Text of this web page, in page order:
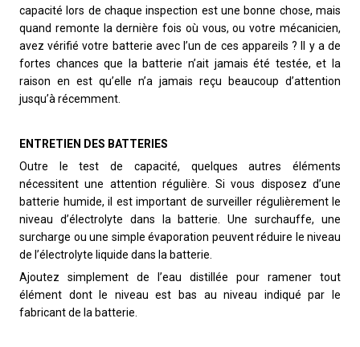
capacité lors de chaque inspection est une bonne chose, mais
quand remonte la dernière fois où vous, ou votre mécanicien,
avez vérifié votre batterie avec l’un de ces appareils ? Il y a de
fortes chances que la batterie n’ait jamais été testée, et la
raison en est qu’elle n’a jamais reçu beaucoup d’attention
jusqu’à récemment.
ENTRETIEN DES BATTERIES
Outre le test de capacité, quelques autres éléments
nécessitent une attention régulière. Si vous disposez d’une
batterie humide, il est important de surveiller régulièrement le
niveau d’électrolyte dans la batterie. Une surchauffe, une
surcharge ou une simple évaporation peuvent réduire le niveau
de l’électrolyte liquide dans la batterie.
Ajoutez simplement de l’eau distillée pour ramener tout
élément dont le niveau est bas au niveau indiqué par le
fabricant de la batterie.